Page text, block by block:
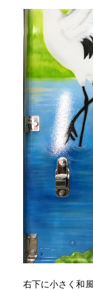
右下に小さく和